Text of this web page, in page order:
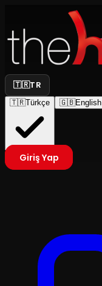
🇹🇷TR
🇹🇷Türkçe 🇬🇧English
Giriş Yap